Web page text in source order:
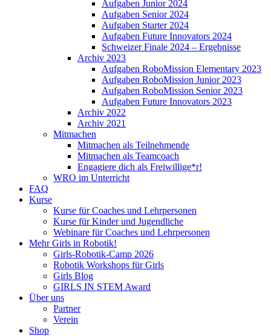
Aufgaben Junior 2024
Aufgaben Senior 2024
Aufgaben Starter 2024
Aufgaben Future Innovators 2024
Schweizer Finale 2024 – Ergebnisse
Archiv 2023
Aufgaben RoboMission Elementary 2023
Aufgaben RoboMission Junior 2023
Aufgaben RoboMission Senior 2023
Aufgaben Future Innovators 2023
Archiv 2022
Archiv 2021
Mitmachen
Mitmachen als Teilnehmende
Mitmachen als Teamcoach
Engagiere dich als Freiwillige*r!
WRO im Unterricht
FAQ
Kurse
Kurse für Coaches und Lehrpersonen
Kurse für Kinder und Jugendliche
Webinare für Coaches und Lehrpersonen
Mehr Girls in Robotik!
Girls-Robotik-Camp 2026
Robotik Workshops für Girls
Girls Blog
GIRLS IN STEM Award
Über uns
Partner
Verein
Shop